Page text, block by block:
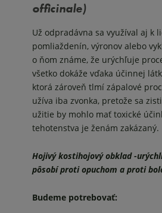
officinale)
Už odpradávna sa využíval aj k
pomliaždenín, výronov alebo
o ňom známe, že urýchľuje
všetko dokáže vďaka účinnej
ktorá zároveň tlmí zápalové
užíva iba zvonka, pretože sa
užitie by mohlo mať toxické
tehotenstva je ženám zakázaný.
Hojivý kostihojový obklad -
pôsobí proti opuchom a proti
Budeme potrebovať: